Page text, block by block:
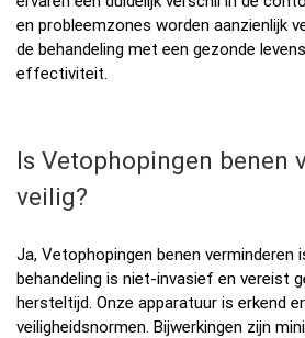
en probleemzones worden aanzienlijk
de behandeling met een gezonde
effectiviteit.
Is Vetophopingen benen
veilig?
Ja, Vetophopingen benen verminderen
behandeling is niet-invasief en vereist
hersteltijd. Onze apparatuur is erkend
veiligheidsnormen. Bijwerkingen zijn